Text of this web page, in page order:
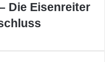
Die Eisenreiter